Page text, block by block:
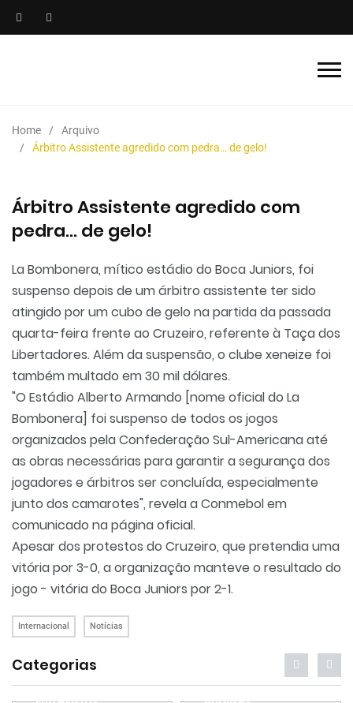
Home
Arquivo
Árbitro Assistente agredido com pedra… de gelo!
Árbitro Assistente agredido com
pedra… de gelo!
La Bombonera, mítico estádio do Boca Juniors, foi
suspenso depois de um árbitro assistente ter sido
atingido por um cubo de gelo na partida da passada
quarta-feira frente ao Cruzeiro, referente à Taça dos
Libertadores. Além da suspensão, o clube xeneize foi
também multado em 30 mil dólares.
"O Estádio Alberto Armando [nome oficial do La
Bombonera] foi suspenso de todos os jogos
organizados pela Confederação Sul-Americana até
as obras necessárias para garantir a segurança dos
jogadores e árbitros ser concluída, especialmente
junto dos camarotes", revela a Conmebol em
comunicado na página oficial.
Apesar dos protestos do Cruzeiro, que pretendia uma
vitória por 3-0, a organização manteve o resultado do
jogo - vitória do Boca Juniors por 2-1.
Internacional Notícias
Categorias